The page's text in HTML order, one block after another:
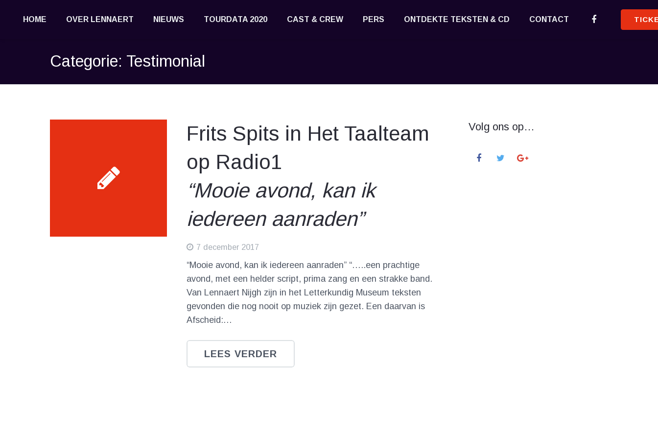
HOME OVER LENNAERT NIEUWS TOURDATA 2020 CAST & CREW PERS ONTDEKTE TEKSTEN & CD CONTACT
Categorie: Testimonial
Frits Spits in Het Taalteam
op Radio1
“Mooie avond, kan ik
iedereen aanraden”
7 december 2017
“Mooie avond, kan ik iedereen aanraden” “…..een prachtige
avond, met een helder script, prima zang en een strakke band.
Van Lennaert Nijgh zijn in het Letterkundig Museum teksten
gevonden die nog nooit op muziek zijn gezet. Een daarvan is
Afscheid:…
LEES VERDER
Volg ons op…